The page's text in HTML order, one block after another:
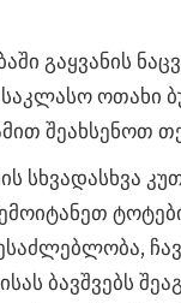
გაყვანის
ოთახი
შეახსენოთ
სხვადასხვა
ბავშვებს